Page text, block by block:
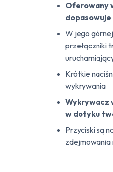
Oferowany
dopasowuje
W jego
przełączniki
Krótkie
wykrywania
Wykrywacz
w dotyku
Przyciski są
zdejmowania